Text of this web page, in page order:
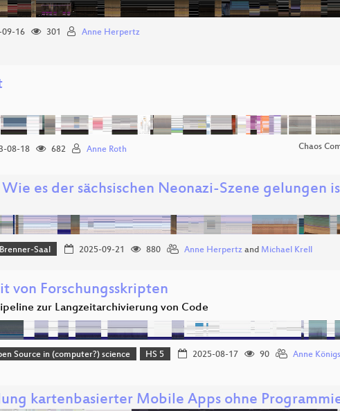
09-16 301 Anne Herpertz
08-18 682 Anne Roth Chaos
es der sächsischen Neonazi-Szene gelungen
Saal 2025-09-21 880 Anne Herpertzand Michael Krell
von Forschungsskripten
zur Langzeitarchivierung von Code
Source in (computer?) science HS 5 2025-08-17 90 Anne Königs
kartenbasierter Mobile Apps ohne